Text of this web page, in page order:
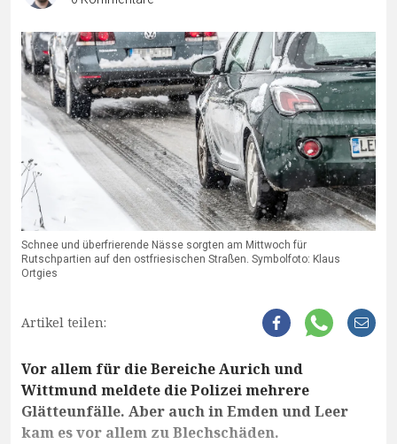
Schnee und überfrierende Nässe sorgten am Mittwoch für
Rutschpartien auf den ostfriesischen Straßen. Symbolfoto: Klaus
Ortgies
Artikel teilen:
Vor allem für die Bereiche Aurich und
Wittmund meldete die Polizei mehrere
Glätteunfälle. Aber auch in Emden und Leer
kam es vor allem zu Blechschäden.